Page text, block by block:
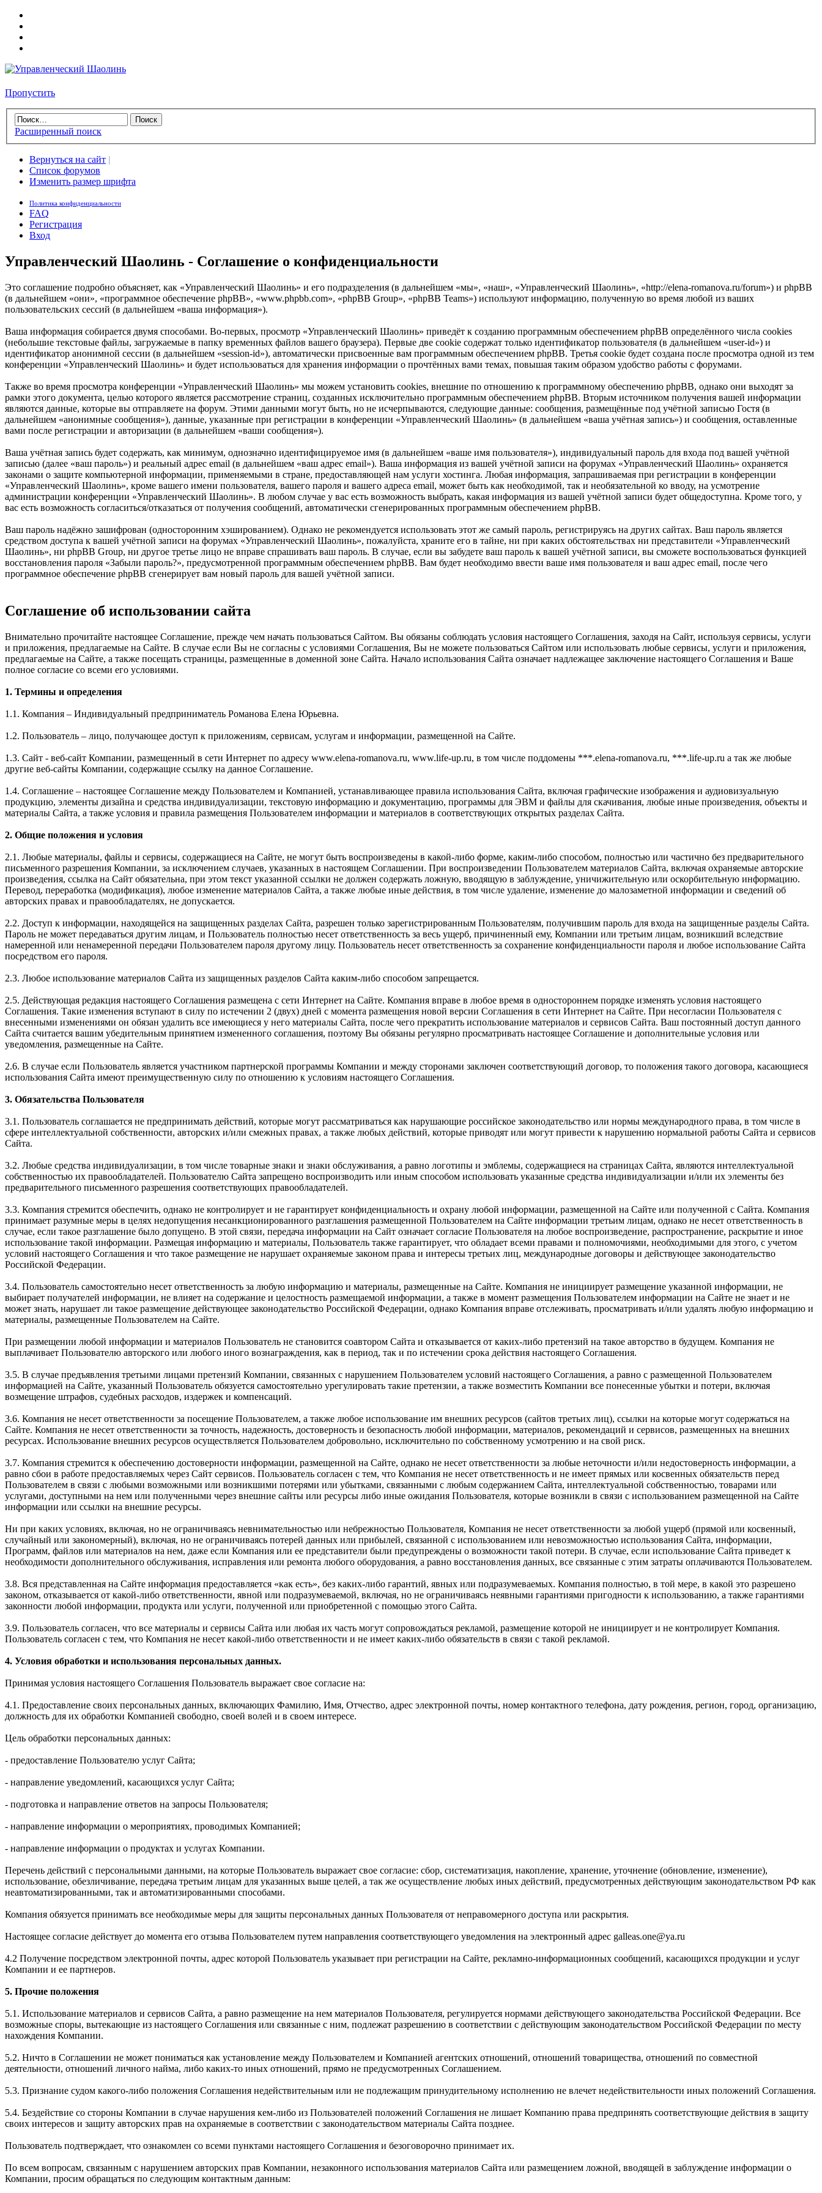
Пропустить
Расширенный поиск
Вернуться на сайт |
Список форумов
Изменить размер шрифта
Политика конфиденциальности
FAQ
Регистрация
Вход
Управленческий Шаолинь - Соглашение о конфиденциальности
Это соглашение подробно объясняет, как «Управленческий Шаолинь» и его подразделения (в дальнейшем «мы», «наш», «Управленческий Шаолинь», «http://elena-romanova.ru/forum») и phpBB
(в дальнейшем «они», «программное обеспечение phpBB», «www.phpbb.com», «phpBB Group», «phpBB Teams») используют информацию, полученную во время любой из ваших
пользовательских сессий (в дальнейшем «ваша информация»).
Ваша информация собирается двумя способами. Во-первых, просмотр «Управленческий Шаолинь» приведёт к созданию программным обеспечением phpBB определённого числа cookies
(небольшие текстовые файлы, загружаемые в папку временных файлов вашего браузера). Первые две cookie содержат только идентификатор пользователя (в дальнейшем «user-id») и
идентификатор анонимной сессии (в дальнейшем «session-id»), автоматически присвоенные вам программным обеспечением phpBB. Третья cookie будет создана после просмотра одной из тем
конференции «Управленческий Шаолинь» и будет использоваться для хранения информации о прочтённых вами темах, повышая таким образом удобство работы с форумами.
Также во время просмотра конференции «Управленческий Шаолинь» мы можем установить cookies, внешние по отношению к программному обеспечению phpBB, однако они выходят за
рамки этого документа, целью которого является рассмотрение страниц, созданных исключительно программным обеспечением phpBB. Вторым источником получения вашей информации
являются данные, которые вы отправляете на форум. Этими данными могут быть, но не исчерпываются, следующие данные: сообщения, размещённые под учётной записью Гостя (в
дальнейшем «анонимные сообщения»), данные, указанные при регистрации в конференции «Управленческий Шаолинь» (в дальнейшем «ваша учётная запись») и сообщения, оставленные
вами после регистрации и авторизации (в дальнейшем «ваши сообщения»).
Ваша учётная запись будет содержать, как минимум, однозначно идентифицируемое имя (в дальнейшем «ваше имя пользователя»), индивидуальный пароль для входа под вашей учётной
записью (далее «ваш пароль») и реальный адрес email (в дальнейшем «ваш адрес email»). Ваша информация из вашей учётной записи на форумах «Управленческий Шаолинь» охраняется
законами о защите компьютерной информации, применяемыми в стране, предоставляющей нам услуги хостинга. Любая информация, запрашиваемая при регистрации в конференции
«Управленческий Шаолинь», кроме вашего имени пользователя, вашего пароля и вашего адреса email, может быть как необходимой, так и необязательной ко вводу, на усмотрение
администрации конференции «Управленческий Шаолинь». В любом случае у вас есть возможность выбрать, какая информация из вашей учётной записи будет общедоступна. Кроме того, у
вас есть возможность согласиться/отказаться от получения сообщений, автоматически сгенерированных программным обеспечением phpBB.
Ваш пароль надёжно зашифрован (односторонним хэшированием). Однако не рекомендуется использовать этот же самый пароль, регистрируясь на других сайтах. Ваш пароль является
средством доступа к вашей учётной записи на форумах «Управленческий Шаолинь», пожалуйста, храните его в тайне, ни при каких обстоятельствах ни представители «Управленческий
Шаолинь», ни phpBB Group, ни другое третье лицо не вправе спрашивать ваш пароль. В случае, если вы забудете ваш пароль к вашей учётной записи, вы сможете воспользоваться функцией
восстановления пароля «Забыли пароль?», предусмотренной программным обеспечением phpBB. Вам будет необходимо ввести ваше имя пользователя и ваш адрес email, после чего
программное обеспечение phpBB сгенерирует вам новый пароль для вашей учётной записи.
Соглашение об использовании сайта
Внимательно прочитайте настоящее Соглашение, прежде чем начать пользоваться Сайтом. Вы обязаны соблюдать условия настоящего Соглашения, заходя на Сайт, используя сервисы, услуги
и приложения, предлагаемые на Сайте. В случае если Вы не согласны с условиями Соглашения, Вы не можете пользоваться Сайтом или использовать любые сервисы, услуги и приложения,
предлагаемые на Сайте, а также посещать страницы, размещенные в доменной зоне Сайта. Начало использования Сайта означает надлежащее заключение настоящего Соглашения и Ваше
полное согласие со всеми его условиями.
1. Термины и определения
1.1. Компания – Индивидуальный предприниматель Романова Елена Юрьевна.
1.2. Пользователь – лицо, получающее доступ к приложениям, сервисам, услугам и информации, размещенной на Сайте.
1.3. Сайт - веб-сайт Компании, размещенный в сети Интернет по адресу www.elena-romanova.ru, www.life-up.ru, в том числе поддомены ***.elena-romanova.ru, ***.life-up.ru а так же любые
другие веб-сайты Компании, содержащие ссылку на данное Соглашение.
1.4. Соглашение – настоящее Соглашение между Пользователем и Компанией, устанавливающее правила использования Сайта, включая графические изображения и аудиовизуальную
продукцию, элементы дизайна и средства индивидуализации, текстовую информацию и документацию, программы для ЭВМ и файлы для скачивания, любые иные произведения, объекты и
материалы Сайта, а также условия и правила размещения Пользователем информации и материалов в соответствующих открытых разделах Сайта.
2. Общие положения и условия
2.1. Любые материалы, файлы и сервисы, содержащиеся на Сайте, не могут быть воспроизведены в какой-либо форме, каким-либо способом, полностью или частично без предварительного
письменного разрешения Компании, за исключением случаев, указанных в настоящем Соглашении. При воспроизведении Пользователем материалов Сайта, включая охраняемые авторские
произведения, ссылка на Сайт обязательна, при этом текст указанной ссылки не должен содержать ложную, вводящую в заблуждение, уничижительную или оскорбительную информацию.
Перевод, переработка (модификация), любое изменение материалов Сайта, а также любые иные действия, в том числе удаление, изменение до малозаметной информации и сведений об
авторских правах и правообладателях, не допускается.
2.2. Доступ к информации, находящейся на защищенных разделах Сайта, разрешен только зарегистрированным Пользователям, получившим пароль для входа на защищенные разделы Сайта.
Пароль не может передаваться другим лицам, и Пользователь полностью несет ответственность за весь ущерб, причиненный ему, Компании или третьим лицам, возникший вследствие
намеренной или ненамеренной передачи Пользователем пароля другому лицу. Пользователь несет ответственность за сохранение конфиденциальности пароля и любое использование Сайта
посредством его пароля.
2.3. Любое использование материалов Сайта из защищенных разделов Сайта каким-либо способом запрещается.
2.5. Действующая редакция настоящего Соглашения размещена с сети Интернет на Сайте. Компания вправе в любое время в одностороннем порядке изменять условия настоящего
Соглашения. Такие изменения вступают в силу по истечении 2 (двух) дней с момента размещения новой версии Соглашения в сети Интернет на Сайте. При несогласии Пользователя с
внесенными изменениями он обязан удалить все имеющиеся у него материалы Сайта, после чего прекратить использование материалов и сервисов Сайта. Ваш постоянный доступ данного
Сайта считается вашим убедительным принятием измененного соглашения, поэтому Вы обязаны регулярно просматривать настоящее Соглашение и дополнительные условия или
уведомления, размещенные на Сайте.
2.6. В случае если Пользователь является участником партнерской программы Компании и между сторонами заключен соответствующий договор, то положения такого договора, касающиеся
использования Сайта имеют преимущественную силу по отношению к условиям настоящего Соглашения.
3. Обязательства Пользователя
3.1. Пользователь соглашается не предпринимать действий, которые могут рассматриваться как нарушающие российское законодательство или нормы международного права, в том числе в
сфере интеллектуальной собственности, авторских и/или смежных правах, а также любых действий, которые приводят или могут привести к нарушению нормальной работы Сайта и сервисов
Сайта.
3.2. Любые средства индивидуализации, в том числе товарные знаки и знаки обслуживания, а равно логотипы и эмблемы, содержащиеся на страницах Сайта, являются интеллектуальной
собственностью их правообладателей. Пользователю Сайта запрещено воспроизводить или иным способом использовать указанные средства индивидуализации и/или их элементы без
предварительного письменного разрешения соответствующих правообладателей.
3.3. Компания стремится обеспечить, однако не контролирует и не гарантирует конфиденциальность и охрану любой информации, размещенной на Сайте или полученной с Сайта. Компания
принимает разумные меры в целях недопущения несанкционированного разглашения размещенной Пользователем на Сайте информации третьим лицам, однако не несет ответственность в
случае, если такое разглашение было допущено. В этой связи, передача информации на Сайт означает согласие Пользователя на любое воспроизведение, распространение, раскрытие и иное
использование такой информации. Размещая информацию и материалы, Пользователь также гарантирует, что обладает всеми правами и полномочиями, необходимыми для этого, с учетом
условий настоящего Соглашения и что такое размещение не нарушает охраняемые законом права и интересы третьих лиц, международные договоры и действующее законодательство
Российской Федерации.
3.4. Пользователь самостоятельно несет ответственность за любую информацию и материалы, размещенные на Сайте. Компания не инициирует размещение указанной информации, не
выбирает получателей информации, не влияет на содержание и целостность размещаемой информации, а также в момент размещения Пользователем информации на Сайте не знает и не
может знать, нарушает ли такое размещение действующее законодательство Российской Федерации, однако Компания вправе отслеживать, просматривать и/или удалять любую информацию и
материалы, размещенные Пользователем на Сайте.
При размещении любой информации и материалов Пользователь не становится соавтором Сайта и отказывается от каких-либо претензий на такое авторство в будущем. Компания не
выплачивает Пользователю авторского или любого иного вознаграждения, как в период, так и по истечении срока действия настоящего Соглашения.
3.5. В случае предъявления третьими лицами претензий Компании, связанных с нарушением Пользователем условий настоящего Соглашения, а равно с размещенной Пользователем
информацией на Сайте, указанный Пользователь обязуется самостоятельно урегулировать такие претензии, а также возместить Компании все понесенные убытки и потери, включая
возмещение штрафов, судебных расходов, издержек и компенсаций.
3.6. Компания не несет ответственности за посещение Пользователем, а также любое использование им внешних ресурсов (сайтов третьих лиц), ссылки на которые могут содержаться на
Сайте. Компания не несет ответственности за точность, надежность, достоверность и безопасность любой информации, материалов, рекомендаций и сервисов, размещенных на внешних
ресурсах. Использование внешних ресурсов осуществляется Пользователем добровольно, исключительно по собственному усмотрению и на свой риск.
3.7. Компания стремится к обеспечению достоверности информации, размещенной на Сайте, однако не несет ответственности за любые неточности и/или недостоверность информации, а
равно сбои в работе предоставляемых через Сайт сервисов. Пользователь согласен с тем, что Компания не несет ответственность и не имеет прямых или косвенных обязательств перед
Пользователем в связи с любыми возможными или возникшими потерями или убытками, связанными с любым содержанием Сайта, интеллектуальной собственностью, товарами или
услугами, доступными на нем или полученными через внешние сайты или ресурсы либо иные ожидания Пользователя, которые возникли в связи с использованием размещенной на Сайте
информации или ссылки на внешние ресурсы.
Ни при каких условиях, включая, но не ограничиваясь невнимательностью или небрежностью Пользователя, Компания не несет ответственности за любой ущерб (прямой или косвенный,
случайный или закономерный), включая, но не ограничиваясь потерей данных или прибылей, связанной с использованием или невозможностью использования Сайта, информации,
Программ, файлов или материалов на нем, даже если Компания или ее представители были предупреждены о возможности такой потери. В случае, если использование Сайта приведет к
необходимости дополнительного обслуживания, исправления или ремонта любого оборудования, а равно восстановления данных, все связанные с этим затраты оплачиваются Пользователем.
3.8. Вся представленная на Сайте информация предоставляется «как есть», без каких-либо гарантий, явных или подразумеваемых. Компания полностью, в той мере, в какой это разрешено
законом, отказывается от какой-либо ответственности, явной или подразумеваемой, включая, но не ограничиваясь неявными гарантиями пригодности к использованию, а также гарантиями
законности любой информации, продукта или услуги, полученной или приобретенной с помощью этого Сайта.
3.9. Пользователь согласен, что все материалы и сервисы Сайта или любая их часть могут сопровождаться рекламой, размещение которой не инициирует и не контролирует Компания.
Пользователь согласен с тем, что Компания не несет какой-либо ответственности и не имеет каких-либо обязательств в связи с такой рекламой.
4. Условия обработки и использования персональных данных.
Принимая условия настоящего Соглашения Пользователь выражает свое согласие на:
4.1. Предоставление своих персональных данных, включающих Фамилию, Имя, Отчество, адрес электронной почты, номер контактного телефона, дату рождения, регион, город, организацию,
должность для их обработки Компанией свободно, своей волей и в своем интересе.
Цель обработки персональных данных:
- предоставление Пользователю услуг Сайта;
- направление уведомлений, касающихся услуг Сайта;
- подготовка и направление ответов на запросы Пользователя;
- направление информации о мероприятиях, проводимых Компанией;
- направление информации о продуктах и услугах Компании.
Перечень действий с персональными данными, на которые Пользователь выражает свое согласие: сбор, систематизация, накопление, хранение, уточнение (обновление, изменение),
использование, обезличивание, передача третьим лицам для указанных выше целей, а так же осуществление любых иных действий, предусмотренных действующим законодательством РФ как
неавтоматизированными, так и автоматизированными способами.
Компания обязуется принимать все необходимые меры для защиты персональных данных Пользователя от неправомерного доступа или раскрытия.
Настоящее согласие действует до момента его отзыва Пользователем путем направления соответствующего уведомления на электронный адрес galleas.one@ya.ru
4.2 Получение посредством электронной почты, адрес которой Пользователь указывает при регистрации на Сайте, рекламно-информационных сообщений, касающихся продукции и услуг
Компании и ее партнеров.
5. Прочие положения
5.1. Использование материалов и сервисов Сайта, а равно размещение на нем материалов Пользователя, регулируется нормами действующего законодательства Российской Федерации. Все
возможные споры, вытекающие из настоящего Соглашения или связанные с ним, подлежат разрешению в соответствии с действующим законодательством Российской Федерации по месту
нахождения Компании.
5.2. Ничто в Соглашении не может пониматься как установление между Пользователем и Компанией агентских отношений, отношений товарищества, отношений по совместной
деятельности, отношений личного найма, либо каких-то иных отношений, прямо не предусмотренных Соглашением.
5.3. Признание судом какого-либо положения Соглашения недействительным или не подлежащим принудительному исполнению не влечет недействительности иных положений Соглашения.
5.4. Бездействие со стороны Компании в случае нарушения кем-либо из Пользователей положений Соглашения не лишает Компанию права предпринять соответствующие действия в защиту
своих интересов и защиту авторских прав на охраняемые в соответствии с законодательством материалы Сайта позднее.
Пользователь подтверждает, что ознакомлен со всеми пунктами настоящего Соглашения и безоговорочно принимает их.
По всем вопросам, связанным с нарушением авторских прав Компании, незаконного использования материалов Сайта или размещением ложной, вводящей в заблуждение информации о
Компании, просим обращаться по следующим контактным данным: